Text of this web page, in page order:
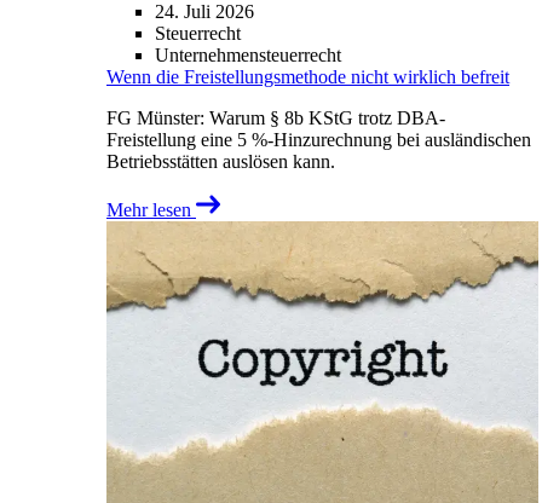
24. Juli 2026
Steuerrecht
Unternehmensteuerrecht
Wenn die Freistellungsmethode nicht wirklich befreit
FG Münster: Warum § 8b KStG trotz DBA-
Freistellung eine 5 %-Hinzurechnung bei ausländischen
Betriebsstätten auslösen kann.
Mehr lesen